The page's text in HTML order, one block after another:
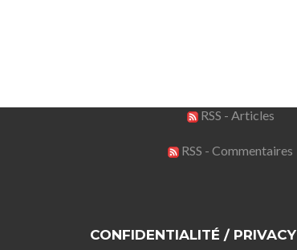
RSS - Articles
RSS - Commentaires
CONFIDENTIALITÉ / PRIVACY